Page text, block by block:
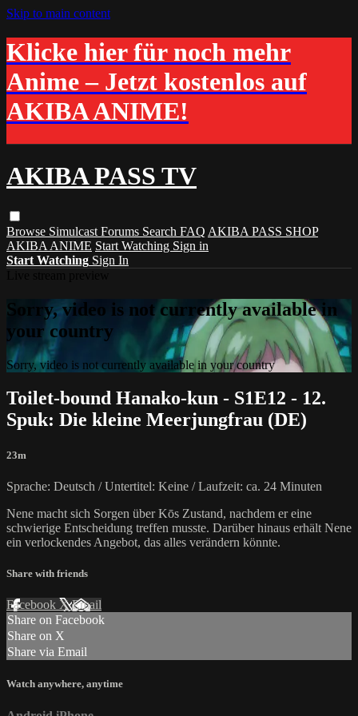
Skip to main content
Klicke hier für noch mehr
Anime – Jetzt kostenlos auf
AKIBA ANIME!
AKIBA PASS TV
Browse Simulcast Forums Search FAQ AKIBA PASS SHOP
AKIBA ANIME Start Watching Sign in
Start Watching Sign In
Sorry, video is not currently available in
your country
Sorry, video is not currently available in your country
Toilet-bound Hanako-kun - S1E12 - 12.
Spuk: Die kleine Meerjungfrau (DE)
23m
Sprache: Deutsch / Untertitel: Keine / Laufzeit: ca. 24 Minuten
Nene macht sich Sorgen über Kōs Zustand, nachdem er eine
schwierige Entscheidung treffen musste. Darüber hinaus erhält Nene
ein verlockendes Angebot, das alles verändern könnte.
Share with friends
Facebook XEmail
Share on Facebook
Share on X
Share via Email
Watch anywhere, anytime